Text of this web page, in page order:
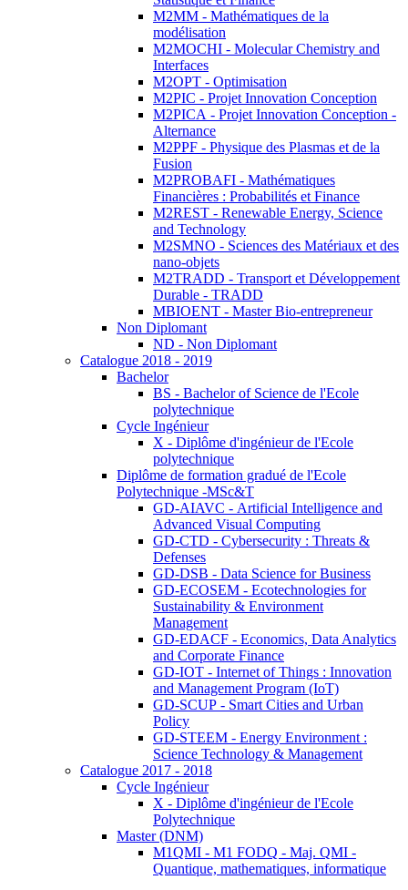
M2MM - Mathématiques de la
modélisation
M2MOCHI - Molecular Chemistry and
Interfaces
M2OPT - Optimisation
M2PIC - Projet Innovation Conception
M2PICA - Projet Innovation Conception -
Alternance
M2PPF - Physique des Plasmas et de la
Fusion
M2PROBAFI - Mathématiques
Financières : Probabilités et Finance
M2REST - Renewable Energy, Science
and Technology
M2SMNO - Sciences des Matériaux et des
nano-objets
M2TRADD - Transport et Développement
Durable - TRADD
MBIOENT - Master Bio-entrepreneur
Non Diplomant
ND - Non Diplomant
Catalogue 2018 - 2019
Bachelor
BS - Bachelor of Science de l'Ecole
polytechnique
Cycle Ingénieur
X - Diplôme d'ingénieur de l'Ecole
polytechnique
Diplôme de formation gradué de l'Ecole
Polytechnique -MSc&T
GD-AIAVC - Artificial Intelligence and
Advanced Visual Computing
GD-CTD - Cybersecurity : Threats &
Defenses
GD-DSB - Data Science for Business
GD-ECOSEM - Ecotechnologies for
Sustainability & Environment
Management
GD-EDACF - Economics, Data Analytics
and Corporate Finance
GD-IOT - Internet of Things : Innovation
and Management Program (IoT)
GD-SCUP - Smart Cities and Urban
Policy
GD-STEEM - Energy Environment :
Science Technology & Management
Catalogue 2017 - 2018
Cycle Ingénieur
X - Diplôme d'ingénieur de l'Ecole
Polytechnique
Master (DNM)
M1QMI - M1 FODQ - Maj. QMI -
Quantique, mathematiques, informatique